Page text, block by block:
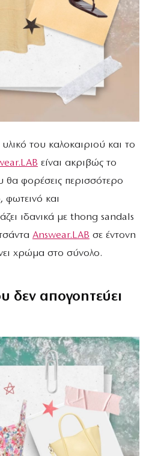
του καλοκαιριού και το
είναι ακριβώς το
θα φορέσεις περισσότερο
και
ιδανικά με thong sandals
Answear.LAB σε έντονη
χρώμα στο σύνολο.
δεν απογοητεύει